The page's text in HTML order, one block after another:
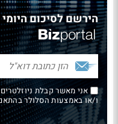
הירשם לסיכום
אני מאשר קבלת ניוזלטרים
ו/או באמצעות הסלולר בהתאם למפורט